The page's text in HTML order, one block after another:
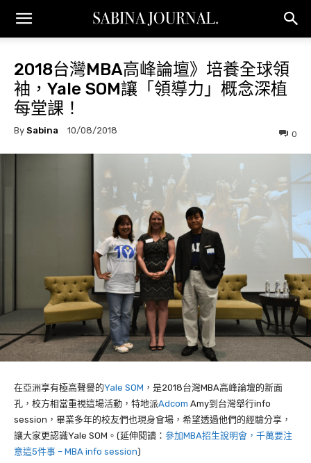
2018台灣MBA高峰論壇》培養全球領
袖，Yale SOM讓「領導力」概念深植
每堂課！
By Sabina 10/08/2018 0
在亞洲享有極高聲譽的Yale SOM ，是2018台灣MBA高峰論壇的新面
孔，校方相當重視這場活動，特地派Adcom Amy到台灣舉行info
session ，畢業多年的校友們也現身會場，希望透過他們的經驗分享，
讓大家更認識Yale SOM 。(延伸閱讀： 參加MBA招生說明會，千萬要注
意這5件事 – MBA info session)